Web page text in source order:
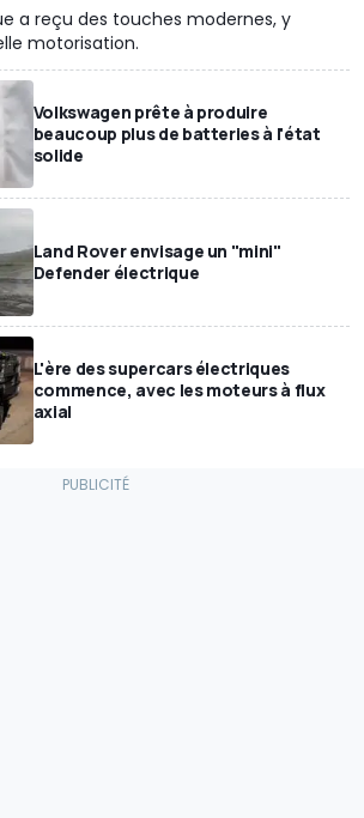
a reçu des touches modernes, y
motorisation.
Volkswagen prête à produire
beaucoup plus de batteries à l'état
solide
Land Rover envisage un "mini"
Defender électrique
L'ère des supercars électriques
commence, avec les moteurs à flux
axial